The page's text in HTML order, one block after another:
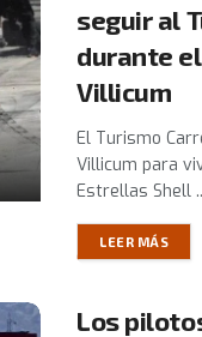
seguir al
durante
Villicum
El Turismo
Villicum para
Estrellas Shell
LEER MÁS
Los